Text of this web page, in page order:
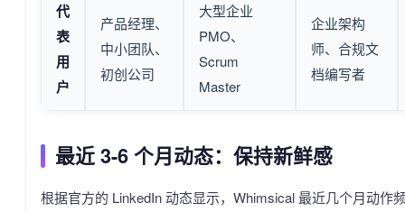
代
表
用
户
产品经理、
中小团队、
初创公司
大型企业
PMO、
Scrum
Master
企业架构
师、合规文
档编写者
最近 3-6 个月动态：保持新鲜感
根据官方的 LinkedIn 动态显示，Whimsical 最近几个月动作